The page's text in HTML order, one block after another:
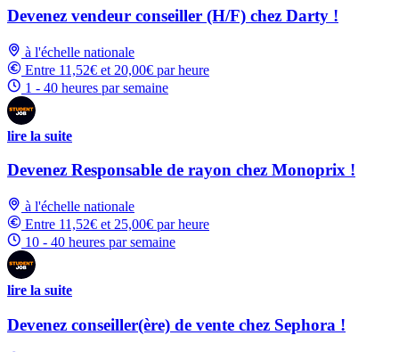
Devenez vendeur conseiller (H/F) chez Darty !
à l'échelle nationale
Entre 11,52€ et 20,00€ par heure
1 - 40 heures par semaine
lire la suite
Devenez Responsable de rayon chez Monoprix !
à l'échelle nationale
Entre 11,52€ et 25,00€ par heure
10 - 40 heures par semaine
lire la suite
Devenez conseiller(ère) de vente chez Sephora !